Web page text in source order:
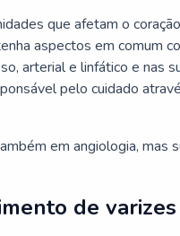
que afetam o
aspectos em comum
arterial e linfático e nas
pelo cuidado
em angiologia, mas
de varizes